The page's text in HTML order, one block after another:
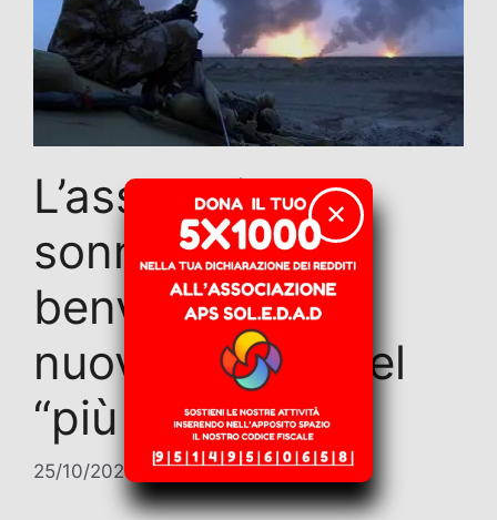
L’asse dei
sonnambuli,
benvenuti nel
nuovo Ordine del
“più forte”
25/10/2025 diMarco Nesci
✕